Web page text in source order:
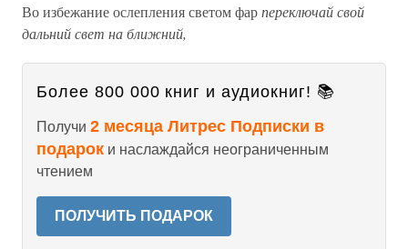
Во избежание ослепления светом фарпереключай свой
дальний свет на ближний,
Более 800 000 книг и аудиокниг! 📚
Получи 2 месяца Литрес Подписки в
подарок и наслаждайся неограниченным
чтением
ПОЛУЧИТЬ ПОДАРОК